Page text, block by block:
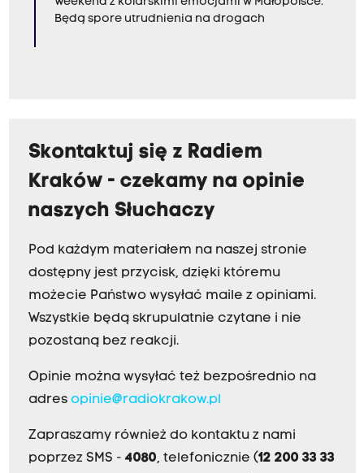
Będą spore utrudnienia na drogach
Skontaktuj się z Radiem
Kraków - czekamy na opinie
naszych Słuchaczy
Pod każdym materiałem na naszej stronie
dostępny jest przycisk, dzięki któremu
możecie Państwo wysyłać maile z opiniami.
Wszystkie będą skrupulatnie czytane i nie
pozostaną bez reakcji.
Opinie można wysyłać też bezpośrednio na
adres opinie@radiokrakow.pl
Zapraszamy również do kontaktu z nami
poprzez SMS - 4080, telefonicznie (12 200 33 33